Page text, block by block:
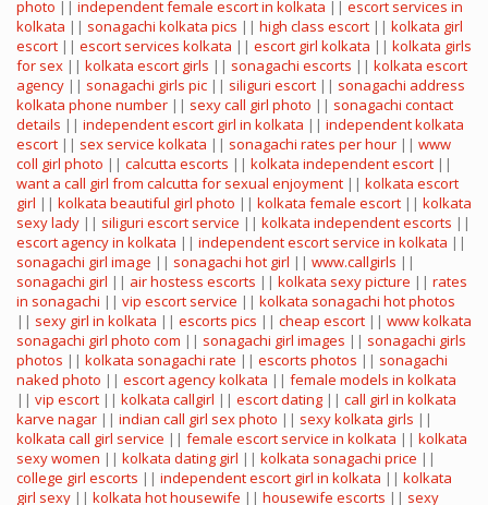
photo || independent female escort in kolkata || escort services in
kolkata || sonagachi kolkata pics || high class escort || kolkata girl
escort || escort services kolkata || escort girl kolkata || kolkata girls
for sex || kolkata escort girls || sonagachi escorts || kolkata escort
agency || sonagachi girls pic || siliguri escort || sonagachi address
kolkata phone number || sexy call girl photo || sonagachi contact
details || independent escort girl in kolkata || independent kolkata
escort || sex service kolkata || sonagachi rates per hour || www
coll girl photo || calcutta escorts || kolkata independent escort ||
want a call girl from calcutta for sexual enjoyment || kolkata escort
girl || kolkata beautiful girl photo || kolkata female escort || kolkata
sexy lady || siliguri escort service || kolkata independent escorts ||
escort agency in kolkata || independent escort service in kolkata ||
sonagachi girl image || sonagachi hot girl || www.callgirls ||
sonagachi girl || air hostess escorts || kolkata sexy picture || rates
in sonagachi || vip escort service || kolkata sonagachi hot photos
|| sexy girl in kolkata || escorts pics || cheap escort || www kolkata
sonagachi girl photo com || sonagachi girl images || sonagachi girls
photos || kolkata sonagachi rate || escorts photos || sonagachi
naked photo || escort agency kolkata || female models in kolkata
|| vip escort || kolkata callgirl || escort dating || call girl in kolkata
karve nagar || indian call girl sex photo || sexy kolkata girls ||
kolkata call girl service || female escort service in kolkata || kolkata
sexy women || kolkata dating girl || kolkata sonagachi price ||
college girl escorts || independent escort girl in kolkata || kolkata
girl sexy || kolkata hot housewife || housewife escorts || sexy